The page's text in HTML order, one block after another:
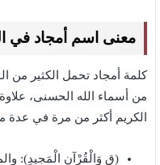
معنى اسم أمجاد في
كلمة أمجاد تحمل الكثير من
من أسماء الله الحسنى،
الكريم أكثر من مرة في عدة
(ق وَالْقُرْآنِ الْمَجِيدِ):